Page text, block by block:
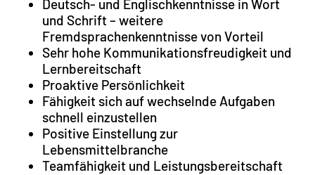
Deutsch- und Englischkenntnisse in Wort
und Schrift – weitere
Fremdsprachenkenntnisse von Vorteil
Sehr hohe Kommunikationsfreudigkeit und
Lernbereitschaft
Proaktive Persönlichkeit
Fähigkeit sich auf wechselnde Aufgaben
schnell einzustellen
Positive Einstellung zur
Lebensmittelbranche
Teamfähigkeit und Leistungsbereitschaft